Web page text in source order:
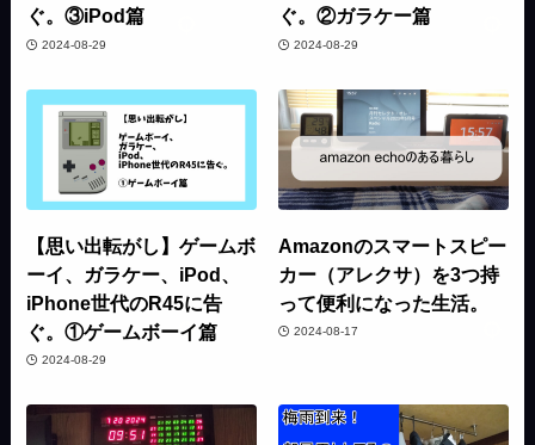
ぐ。③iPod篇
2024-08-29
ぐ。②ガラケー篇
2024-08-29
【思い出転がし】ゲームボ
ーイ、ガラケー、iPod、
iPhone世代のR45に告
ぐ。①ゲームボーイ篇
2024-08-29
Amazonのスマートスピー
カー（アレクサ）を3つ持
って便利になった生活。
2024-08-17